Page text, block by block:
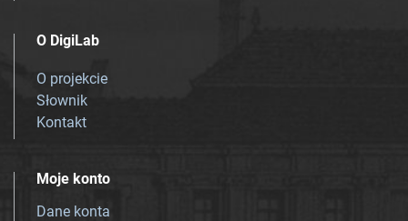
O DigiLab
O projekcie
Słownik
Kontakt
Moje konto
Dane konta